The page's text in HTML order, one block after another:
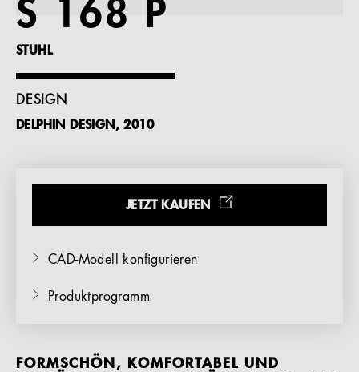
DE
S 168 P
STUHL
DESIGN
DELPHIN DESIGN, 2010
JETZT KAUFEN
CAD-Modell konfigurieren
Produktprogramm
FORMSCHÖN, KOMFORTABEL UND